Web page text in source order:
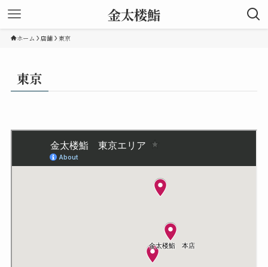
金太楼鮨
ホーム 店舗 東京
東京